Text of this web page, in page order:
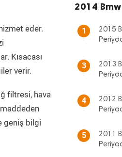
eder.
Kısacası
verir.
filtresi, hava
maddeden
geniş bilgi
2014
1
2015
3
2013
4
2012
5
2011